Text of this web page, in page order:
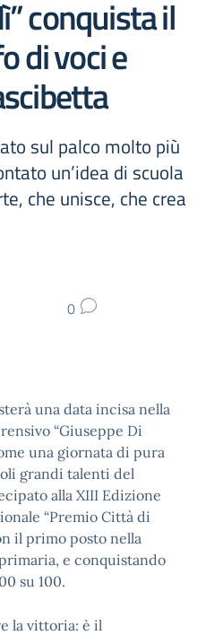
conquista il
di voci e
sul palco molto più
un’idea di scuola
che unisce, che crea
0
una data incisa nella
“Giuseppe Di
una giornata di pura
grandi talenti del
alla XIII Edizione
“Premio Città di
il primo posto nella
e conquistando
su 100.
la vittoria: è il